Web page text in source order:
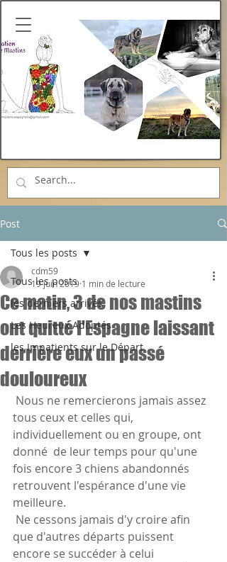
Post
Tous les posts
les derniers arrivés
Les Heureux Adoptés
les Impatients sur le Départ
Tous les posts
Ce matin, 3 de nos mastins
ont quitté l'Espagne laissant
derrière eux un passé
douloureux
cdm59
19 juin 2019 1 min de lecture
tous ceux et celles qui,
individuellement ou en groupe, ont
donné  de leur temps pour qu'une
fois encore 3 chiens abandonnés
retrouvent l'espérance d'une vie
meilleure.
que d'autres départs puissent
encore se succéder à celui